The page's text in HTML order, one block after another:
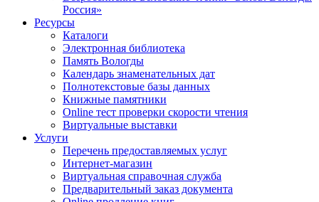
Россия»
Ресурсы
Каталоги
Электронная библиотека
Память Вологды
Календарь знаменательных дат
Полнотекстовые базы данных
Книжные памятники
Online тест проверки скорости чтения
Виртуальные выставки
Услуги
Перечень предоставляемых услуг
Интернет-магазин
Виртуальная справочная служба
Предварительный заказ документа